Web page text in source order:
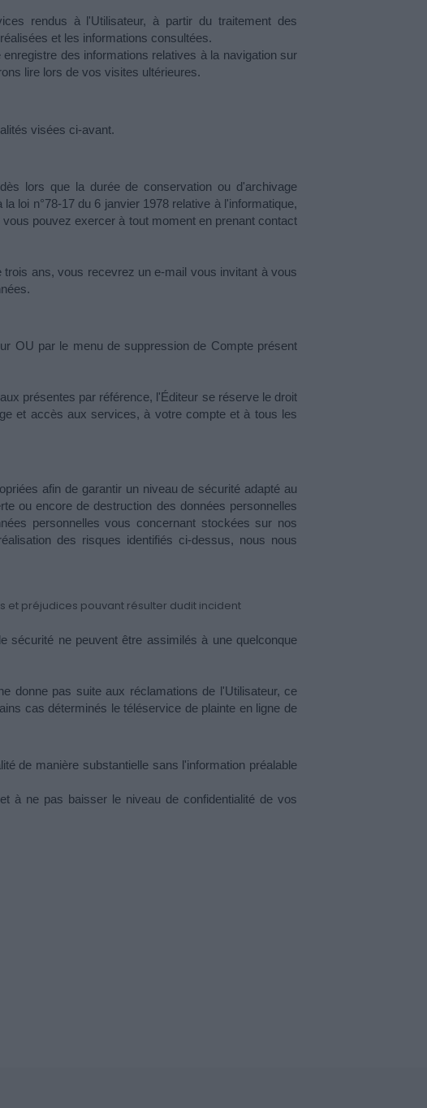
rendus à l'Utilisateur, à partir du traitement des
et les informations consultées.
des informations relatives à la navigation sur
lire lors de vos visites ultérieures.
visées ci-avant.
lors que la durée de conservation ou d'archivage
loi n°78-17 du 6 janvier 1978 relative à l'informatique,
pouvez exercer à tout moment en prenant contact
ans, vous recevrez un e-mail vous invitant à vous
OU par le menu de suppression de Compte présent
présentes par référence, l'Éditeur se réserve le droit
et accès aux services, à votre compte et à tous les
afin de garantir un niveau de sécurité adapté au
ou encore de destruction des données personnelles
personnelles vous concernant stockées sur nos
des risques identifiés ci-dessus, nous nous
et préjudices pouvant résulter dudit incident
sécurité ne peuvent être assimilés à une quelconque
donne pas suite aux réclamations de l'Utilisateur, ce
cas déterminés le téléservice de plainte en ligne de
de manière substantielle sans l'information préalable
à ne pas baisser le niveau de confidentialité de vos